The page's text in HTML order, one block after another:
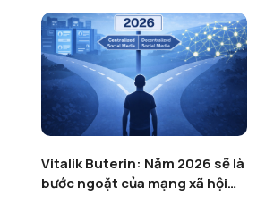
Vitalik Buterin: Năm 2026 sẽ là
bước ngoặt của mạng xã hội